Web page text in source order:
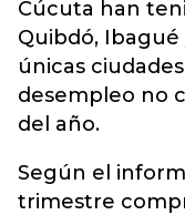
Cúcuta han
Quibdó, Ibagué
únicas
desempleo no
del año.
Según el
trimestre